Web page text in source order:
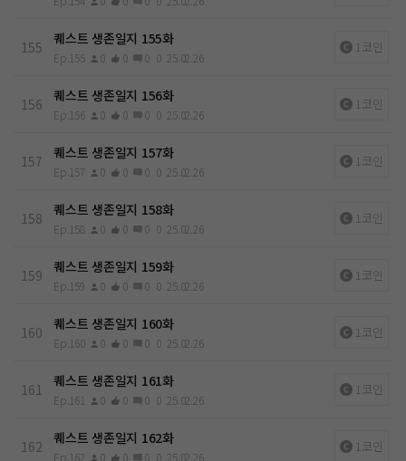
155 퀘스트 생존일지 155화
Ep.155 0 0 0 0 25.02.26
1코인
156 퀘스트 생존일지 156화
Ep.156 0 0 0 0 25.02.26
1코인
157 퀘스트 생존일지 157화
Ep.157 0 0 0 0 25.02.26
1코인
158 퀘스트 생존일지 158화
Ep.158 0 0 0 0 25.02.26
1코인
159 퀘스트 생존일지 159화
Ep.159 0 0 0 0 25.02.26
1코인
160 퀘스트 생존일지 160화
Ep.160 0 0 0 0 25.02.26
1코인
161 퀘스트 생존일지 161화
Ep.161 0 0 0 0 25.02.26
1코인
162 퀘스트 생존일지 162화
Ep.162 0 0 0 0 25.02.26
1코인